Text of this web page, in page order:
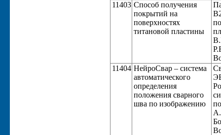
11403 Способ получения
покрытий на
поверхностях
титановой пластины
11404 НейроСвар – система
автоматического
определения
положения сварного
шва по изображению